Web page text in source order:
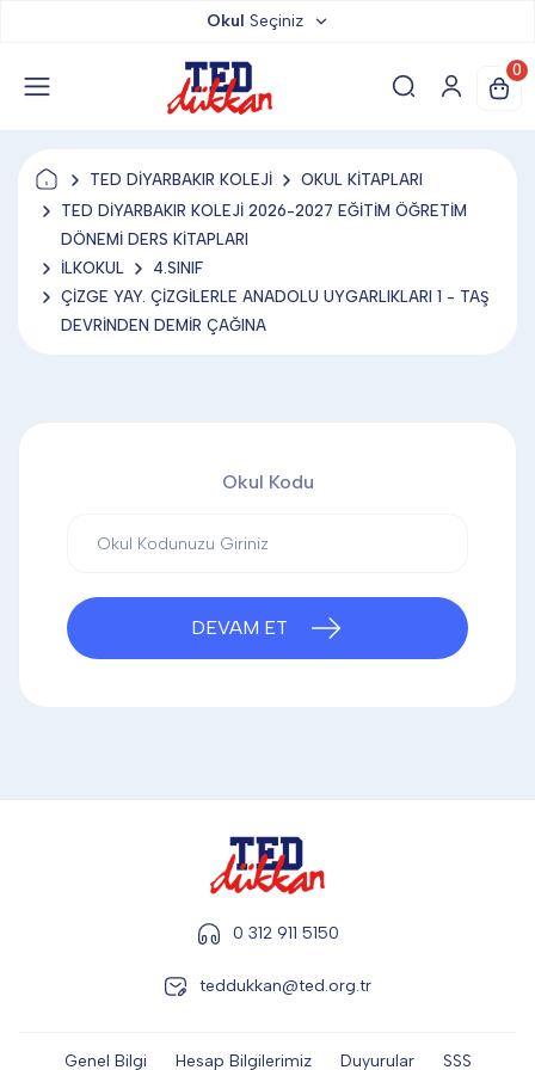
TED YAYINLARI
TED LOKUM
ANAHTARLIK
BLOKNOT & DEFTER
KALEM & KALEM SETİ
TERMOS & FİNCAN
Okul Seçiniz
0
TED DİYARBAKIR KOLEJİ
OKUL KİTAPLARI
TED DİYARBAKIR KOLEJİ 2026-2027 EĞİTİM ÖĞRETİM
DÖNEMİ DERS KİTAPLARI
İLKOKUL
4.SINIF
ÇİZGE YAY. ÇİZGİLERLE ANADOLU UYGARLIKLARI 1 - TAŞ
DEVRİNDEN DEMİR ÇAĞINA
Okul Kodu
DEVAM ET
0 312 911 5150
teddukkan@ted.org.tr
Genel Bilgi Hesap Bilgilerimiz Duyurular SSS